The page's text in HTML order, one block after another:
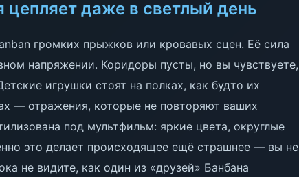
цепляет даже в светлый день
громких прыжков или кровавых сцен. Её сила
напряжении. Коридоры пусты, но вы чувствуете,
игрушки стоят на полках, как будто их
— отражения, которые не повторяют ваших
под мультфильм: яркие цвета, округлые
это делает происходящее ещё страшнее — вы не
не видите, как один из «друзей» Банбана